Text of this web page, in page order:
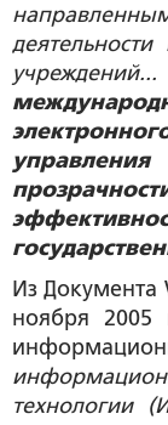
учреждений...
Из Документа
ноября 2005
технологии